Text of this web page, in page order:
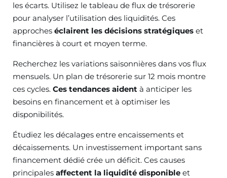
les écarts. Utilisez le tableau de flux de trésorerie
pour analyser l’utilisation des liquidités. Ces
approches éclairent les décisions stratégiques et
financières à court et moyen terme.
Recherchez les variations saisonnières dans vos flux
mensuels. Un plan de trésorerie sur 12 mois montre
ces cycles. Ces tendances aident à anticiper les
besoins en financement et à optimiser les
disponibilités.
Étudiez les décalages entre encaissements et
décaissements. Un investissement important sans
financement dédié crée un déficit. Ces causes
principales affectent la liquidité disponible et